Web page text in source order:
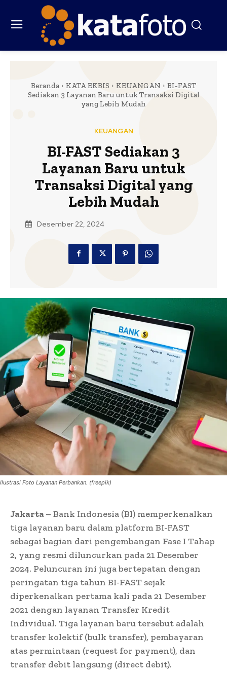
Beranda KATA EKBIS KEUANGAN
BI-FAST
Sediakan 3 Layanan Baru untuk Transaksi Digital
yang Lebih Mudah
KEUANGAN
BI-FAST Sediakan 3
Layanan Baru untuk
Transaksi Digital yang
Lebih Mudah
Desember 22, 2024
Ilustrasi Foto Layanan Perbankan. (freepik)
Jakarta– Bank Indonesia (BI) memperkenalkan
tiga layanan baru dalam platform BI-FAST
sebagai bagian dari pengembangan Fase I Tahap
2, yang resmi diluncurkan pada 21 Desember
2024. Peluncuran ini juga bertepatan dengan
peringatan tiga tahun BI-FAST sejak
diperkenalkan pertama kali pada 21 Desember
2021 dengan layanan Transfer Kredit
Individual. Tiga layanan baru tersebut adalah
transfer kolektif (bulk transfer), pembayaran
atas permintaan (request for payment), dan
transfer debit langsung (direct debit).